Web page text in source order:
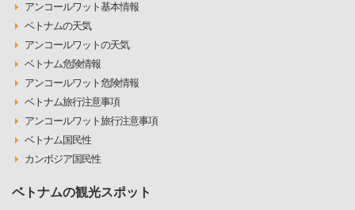
アンコールワット基本情報
ベトナムの天気
アンコールワットの天気
ベトナム危険情報
アンコールワット危険情報
ベトナム旅行注意事項
アンコールワット旅行注意事項
ベトナム国民性
カンボジア国民性
ベトナムの観光スポット